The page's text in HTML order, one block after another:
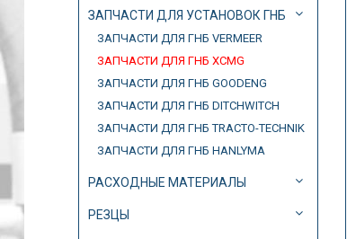
ЗАПЧАСТИ ДЛЯ УСТАНОВОК ГНБ
ЗАПЧАСТИ ДЛЯ ГНБ VERMEER
ЗАПЧАСТИ ДЛЯ ГНБ XCMG
ЗАПЧАСТИ ДЛЯ ГНБ GOODENG
ЗАПЧАСТИ ДЛЯ ГНБ DITCHWITCH
ЗАПЧАСТИ ДЛЯ ГНБ TRACTO-TECHNIK
ЗАПЧАСТИ ДЛЯ ГНБ HANLYMA
РАСХОДНЫЕ МАТЕРИАЛЫ
РЕЗЦЫ